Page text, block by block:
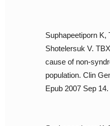
Suphapeetiporn K,
Shotelersuk V.
cause of non-
population. Clin
Epub 2007 Sep